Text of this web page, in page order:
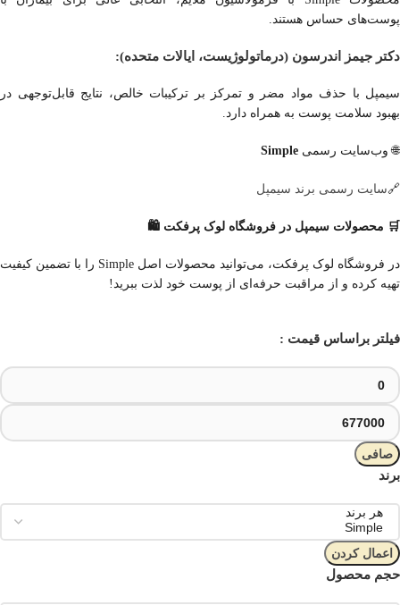
پوست‌های حساس هستند.
دکتر جیمز اندرسون (درماتولوژیست، ایالات متحده):
سیمپل با حذف مواد مضر و تمرکز بر ترکیبات خالص، نتایج قابل‌توجهی در
بهبود سلامت پوست به همراه دارد.
🌐 وب‌سایت رسمی Simple
🔗سایت رسمی برند سیمپل
🛒 محصولات سیمپل در فروشگاه لوک پرفکت 🛍️
در فروشگاه لوک پرفکت، می‌توانید محصولات اصل Simple را با تضمین کیفیت
تهیه کرده و از مراقبت حرفه‌ای از پوست خود لذت ببرید!
فیلتر براساس قیمت :
صافی
برند
اعمال کردن
حجم محصول